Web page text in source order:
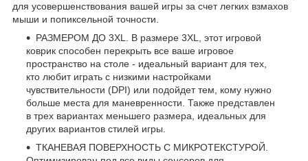
для усовершенствования вашей игры за счет легких взмахов
мыши и попиксельной точности.
РАЗМЕРОМ ДО 3XL. В размере 3XL, этот игровой
коврик способен перекрыть все ваше игровое
пространство на столе - идеальный вариант для тех,
кто любит играть с низкими настройками
чувствительности (DPI) или подойдет тем, кому нужно
больше места для маневренности. Также представлен
в трех вариантах меньшего размера, идеальных для
других вариантов стилей игры.
ТКАНЕВАЯ ПОВЕРХНОСТЬ С МИКРОТЕКСТУРОЙ.